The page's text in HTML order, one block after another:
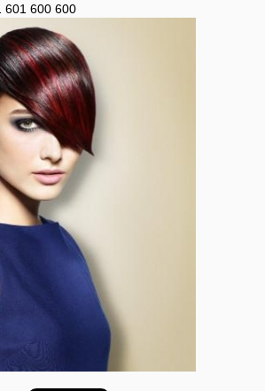
601 600 600